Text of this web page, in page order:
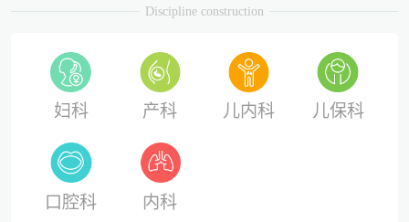
Discipline construction
妇科 产科 儿内科 儿保科
口腔科 内科